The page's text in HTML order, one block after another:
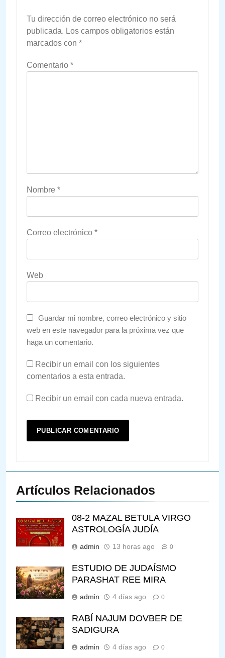
Tu dirección de correo electrónico no será
publicada. Los campos obligatorios están
marcados con *
Comentario *
Nombre *
Correo electrónico *
Web
Guardar mi nombre, correo electrónico y sitio
web en este navegador para la próxima vez que
haga un comentario.
Recibir un email con los siguientes
comentarios a esta entrada.
Recibir un email con cada nueva entrada.
Artículos Relacionados
08-2 MAZAL BETULA VIRGO
ASTROLOGÍA JUDÍA
admin 13 horas ago 0
ESTUDIO DE JUDAÍSMO
PARASHAT REE MIRA
admin 4 días ago 0
RABÍ NAJUM DOVBER DE
SADIGURA
admin 4 días ago 0